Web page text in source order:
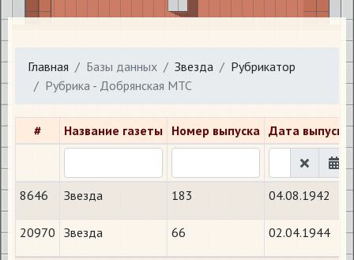
Главная Базы данных Звезда
Рубрикатор
Рубрика - Добрянская МТС
# Название газеты Номер выпуска Дата выпуска
8646 Звезда 183 04.08.1942
20970 Звезда 66 02.04.1944